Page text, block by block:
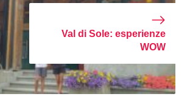
Val di Sole: esperienze
WOW